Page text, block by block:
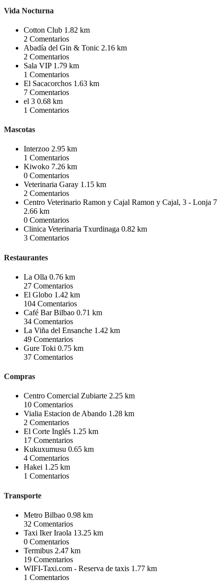
Vida Nocturna
Cotton Club 1.82 km
2 Comentarios
Abadía del Gin & Tonic 2.16 km
2 Comentarios
Sala VIP 1.79 km
1 Comentarios
El Sacacorchos 1.63 km
7 Comentarios
el 3 0.68 km
1 Comentarios
Mascotas
Interzoo 2.95 km
1 Comentarios
Kiwoko 7.26 km
0 Comentarios
Veterinaria Garay 1.15 km
2 Comentarios
Centro Veterinario Ramon y Cajal Ramon y Cajal, 3 - Lonja 7
2.66 km
0 Comentarios
Clinica Veterinaria Txurdinaga 0.82 km
3 Comentarios
Restaurantes
La Olla 0.76 km
27 Comentarios
El Globo 1.42 km
104 Comentarios
Café Bar Bilbao 0.71 km
34 Comentarios
La Viña del Ensanche 1.42 km
49 Comentarios
Gure Toki 0.75 km
37 Comentarios
Compras
Centro Comercial Zubiarte 2.25 km
10 Comentarios
Vialia Estacion de Abando 1.28 km
2 Comentarios
El Corte Inglés 1.25 km
17 Comentarios
Kukuxumusu 0.65 km
4 Comentarios
Hakei 1.25 km
1 Comentarios
Transporte
Metro Bilbao 0.98 km
32 Comentarios
Taxi Iker Iraola 13.25 km
0 Comentarios
Termibus 2.47 km
19 Comentarios
WIFI-Taxi.com - Reserva de taxis 1.77 km
1 Comentarios